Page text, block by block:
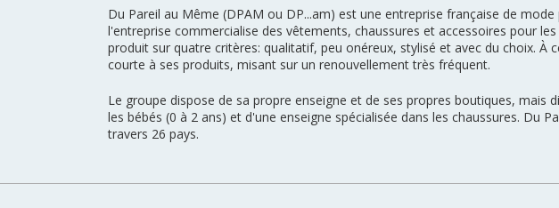
Du Pareil au Même (DPAM ou DP...am) est une entreprise française de
l'entreprise commercialise des vêtements, chaussures et accessoires pour
produit sur quatre critères: qualitatif, peu onéreux, stylisé et avec du choix. À
courte à ses produits, misant sur un renouvellement très fréquent.
Le groupe dispose de sa propre enseigne et de ses propres boutiques, mais
les bébés (0 à 2 ans) et d'une enseigne spécialisée dans les chaussures. Du
travers 26 pays.